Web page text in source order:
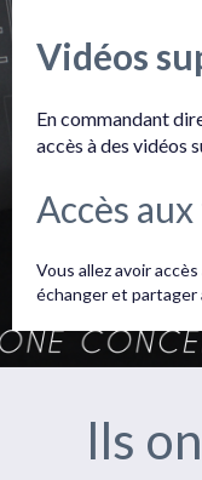
Vidéos
En commandant
accès à des vidéos
Accès
Vous allez avoir
échanger et partager
Ils